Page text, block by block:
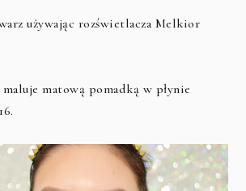
używając rozświetlacza Melkior
matową pomadką w płynie